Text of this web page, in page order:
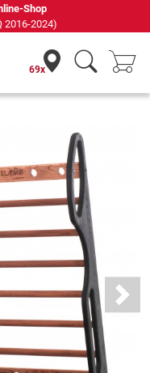
für Heimfitness
69x
Next